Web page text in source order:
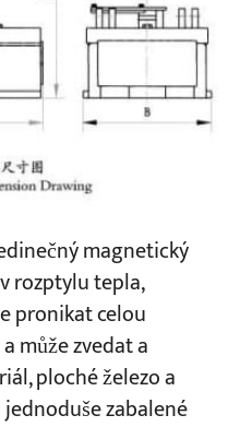
magnetický
rozptylu tepla,
pronikat celou
může zvedat a
ploché železo a
zabalené